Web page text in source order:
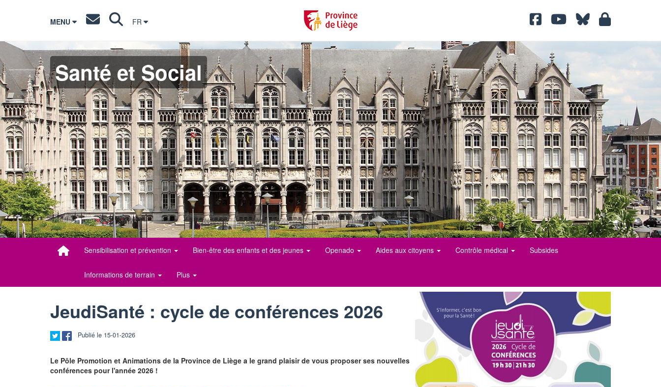
MENU FR
Santé et Social
Sensibilisation et prévention Bien-être des enfants et des jeunes Openado Aides aux citoyens Contrôle médical Subsides
Informations de terrain Plus
JeudiSanté : cycle de conférences 2026
Publié le 15-01-2026
Le Pôle Promotion et Animations de la Province de Liège a le grand plaisir de vous proposer ses nouvelles
conférences pour l'année 2026 !